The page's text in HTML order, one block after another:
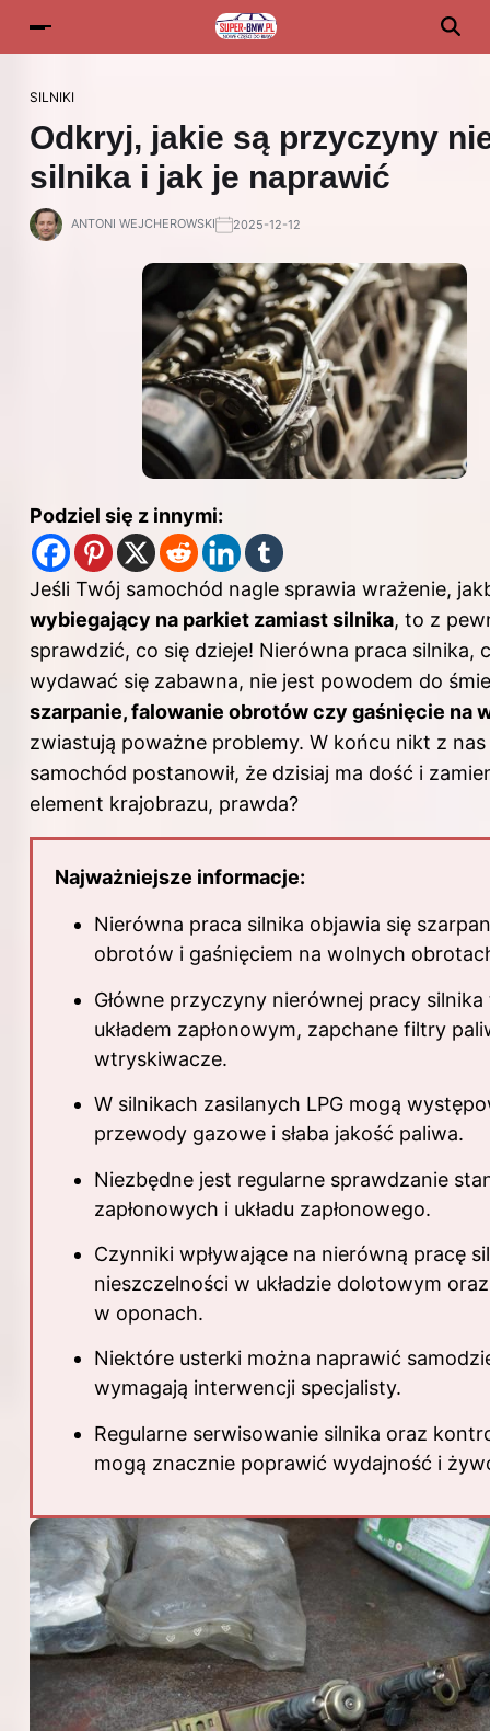
SILNIKI
Odkryj, jakie są przyczyny
silnika i jak je naprawić
ANTONI WEJCHEROWSKI 2025-12-12
Podziel się z innymi:
Jeśli Twój samochód nagle sprawia wrażenie,
wybiegający na parkiet zamiast silnika, to z
sprawdzić, co się dzieje! Nierówna praca silnika,
wydawać się zabawna, nie jest powodem do
szarpanie, falowanie obrotów czy gaśnięcie na
zwiastują poważne problemy. W końcu nikt z
samochód postanowił, że dzisiaj ma dość i
element krajobrazu, prawda?
Najważniejsze informacje:
Nierówna praca silnika objawia się
obrotów i gaśnięciem na wolnych
Główne przyczyny nierównej pracy
układem zapłonowym, zapchane filtry
wtryskiwacze.
W silnikach zasilanych LPG mogą
przewody gazowe i słaba jakość paliwa.
Niezbędne jest regularne sprawdzanie
zapłonowych i układu zapłonowego.
Czynniki wpływające na nierówną pracę
nieszczelności w układzie dolotowym
w oponach.
Niektóre usterki można naprawić
wymagają interwencji specjalisty.
Regularne serwisowanie silnika oraz
mogą znacznie poprawić wydajność i